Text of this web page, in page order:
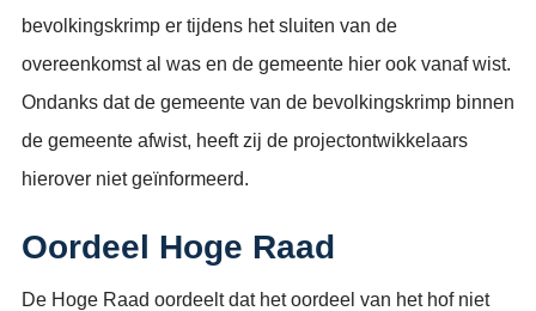
bevolkingskrimp er tijdens het sluiten van de
overeenkomst al was en de gemeente hier ook vanaf wist.
Ondanks dat de gemeente van de bevolkingskrimp binnen
de gemeente afwist, heeft zij de projectontwikkelaars
hierover niet geïnformeerd.
Oordeel Hoge Raad
De Hoge Raad oordeelt dat het oordeel van het hof niet